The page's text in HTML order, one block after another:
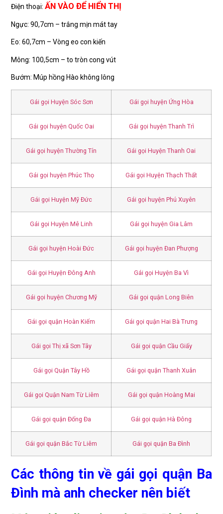
Điện thoại:ẤN VÀO ĐỂ HIỂN THỊ
Ngực: 90,7cm – trắng mịn mát tay
Eo: 60,7cm – Vòng eo con kiến
Mông: 100,5cm – to tròn cong vút
Bướm: Múp hồng Hào không lông
Gái gọi Huyện Sóc Sơn Gái gọi huyện Ứng Hòa
Gái gọi huyện Quốc Oai Gái gọi huyện Thanh Trì
Gái gọi huyện Thường Tín Gái gọi Huyện Thanh Oai
Gái gọi huyện Phúc Thọ Gái gọi Huyện Thạch Thất
Gái gọi Huyện Mỹ Đức Gái gọi huyện Phú Xuyên
Gái gọi Huyện Mê Linh Gái gọi huyện Gia Lâm
Gái gọi huyện Hoài Đức Gái gọi huyện Đan Phượng
Gái gọi Huyện Đông Anh Gái gọi Huyện Ba Vì
Gái gọi huyện Chương Mỹ Gái gọi quận Long Biên
Gái gọi quận Hoàn Kiếm Gái gọi quận Hai Bà Trưng
Gái gọi Thị xã Sơn Tây Gái gọi quận Cầu Giấy
Gái gọi Quận Tây Hồ Gái gọi quận Thanh Xuân
Gái gọi Quận Nam Từ Liêm Gái gọi quận Hoàng Mai
Gái gọi quận Đống Đa Gái gọi quận Hà Đông
Gái gọi quận Bắc Từ Liêm Gái gọi quận Ba Đình
Các thông tin về gái gọi quận Ba
Đình mà anh checker nên biết